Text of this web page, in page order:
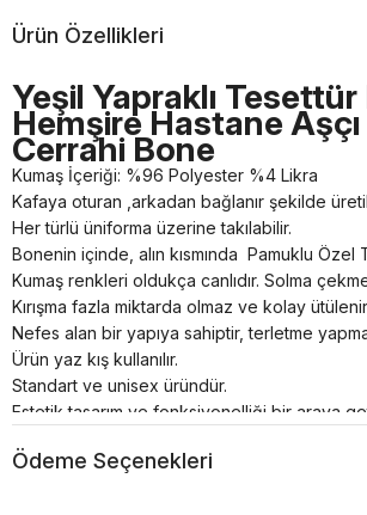
Ürün Özellikleri
Yeşil Yapraklı
Hemşire Hastane
Cerrahi Bone
Kumaş İçeriği: %96 Polyester %4 Likra
Kafaya oturan ,arkadan bağlanır şekilde
Her türlü üniforma üzerine takılabilir.
Bonenin içinde, alın kısmında Pamuklu Özel
Kumaş renkleri oldukça canlıdır. Solma
Kırışma fazla miktarda olmaz ve kolay
Nefes alan bir yapıya sahiptir, terletme
Ürün yaz kış kullanılır.
Standart ve unisex üründür.
Estetik tasarım ve fonksiyonelliği bir araya
ihtiyaçlarına yönelik özel olarak üretilmiştir.
Ödeme Seçenekleri